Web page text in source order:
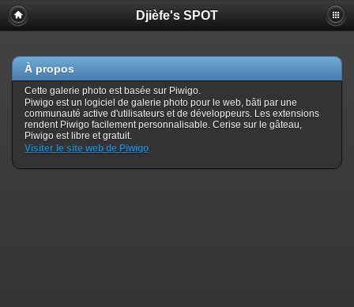
Djièfe's SPOT
À propos
Cette galerie photo est basée sur Piwigo.
Piwigo est un logiciel de galerie photo pour le web, bâti par une
communauté active d'utilisateurs et de développeurs. Les extensions
rendent Piwigo facilement personnalisable. Cerise sur le gâteau,
Piwigo est libre et gratuit.
Visiter le site web de Piwigo